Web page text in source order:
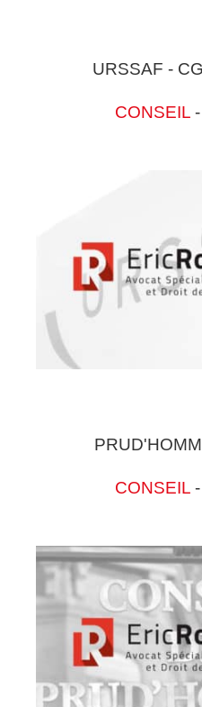
URSSAF -
CONSEIL -
CONSEIL -